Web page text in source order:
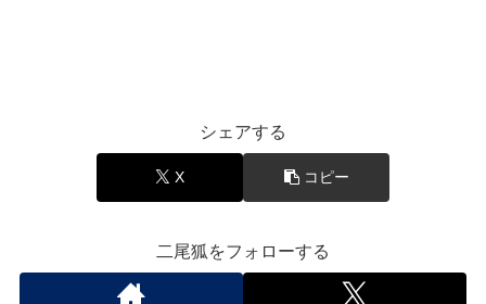
シェアする
X コピー
二尾狐をフォローする